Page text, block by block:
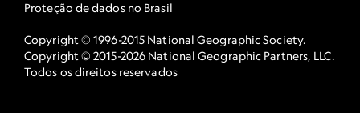
Proteção de dados no Brasil
Copyright © 1996-2015 National Geographic Society.
Copyright © 2015-2026 National Geographic Partners, LLC.
Todos os direitos reservados